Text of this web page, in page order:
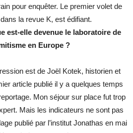
pour enquêter. Le premier volet de
la revue K, est édifiant.
est-elle devenue le laboratoire de
en Europe ?
est de Joël Kotek, historien et
article publié il y a quelques temps
Mon séjour sur place fut trop
Mais les indicateurs ne sont pas
publié par l’institut Jonathas en mai